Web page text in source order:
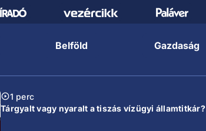
Belföld Gazdaság
1 perc
Tárgyalt vagy nyaralt a tiszás vízügyi államtitkár?